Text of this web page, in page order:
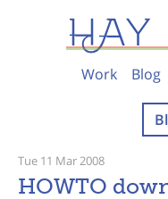
Work Blog
Tue 11 Mar 2008
HOWTO